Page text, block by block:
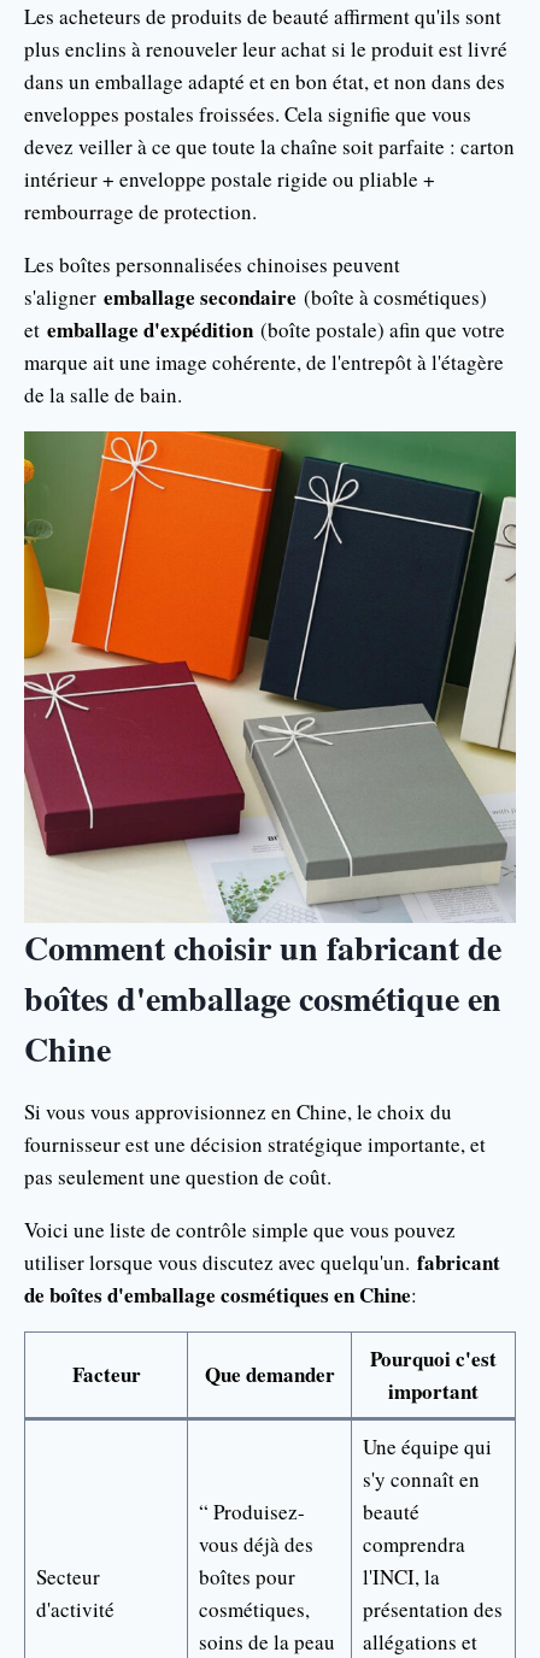
Les acheteurs de produits de beauté affirment qu'ils sont
plus enclins à renouveler leur achat si le produit est livré
dans un emballage adapté et en bon état, et non dans des
enveloppes postales froissées. Cela signifie que vous
devez veiller à ce que toute la chaîne soit parfaite : carton
intérieur + enveloppe postale rigide ou pliable +
rembourrage de protection.
Les boîtes personnalisées chinoises peuvent
s'aligner emballage secondaire (boîte à cosmétiques)
et emballage d'expédition (boîte postale) afin que votre
marque ait une image cohérente, de l'entrepôt à l'étagère
de la salle de bain.
Comment choisir un fabricant de
boîtes d'emballage cosmétique en
Chine
Si vous vous approvisionnez en Chine, le choix du
fournisseur est une décision stratégique importante, et
pas seulement une question de coût.
Voici une liste de contrôle simple que vous pouvez
utiliser lorsque vous discutez avec quelqu'un. fabricant
de boîtes d'emballage cosmétiques en Chine:
Facteur Que demander
Pourquoi c'est
important
Secteur
d'activité
“ Produisez-
vous déjà des
boîtes pour
cosmétiques,
soins de la peau
Une équipe qui
s'y connaît en
beauté
comprendra
l'INCI, la
présentation des
allégations et